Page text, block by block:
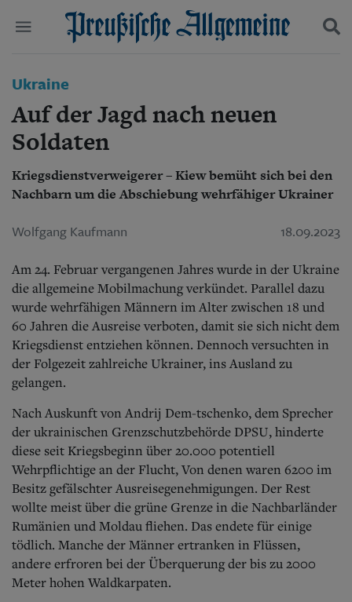
Start
Wer wir sind
Aktuelle Ausgabe
Abonnenten-Login
Abo Prämien
Archiv
Mediadaten
Wirtschaft
Leben
Geschichte
Ostpreußen
Berlin-Brandenburg
Danzig und Westpreußen
Bücher
Kontakt
Impressum
Datenschutz
Suchen und finden
Ukraine
Auf der Jagd nach neuen
Soldaten
Kriegsdienstverweigerer – Kiew bemüht sich bei den
Nachbarn um die Abschiebung wehrfähiger Ukrainer
Wolfgang Kaufmann 18.09.2023
Am 24. Februar vergangenen Jahres wurde in der Ukraine
die allgemeine Mobilmachung verkündet. Parallel dazu
wurde wehrfähigen Männern im Alter zwischen 18 und
60 Jahren die Ausreise verboten, damit sie sich nicht dem
Kriegsdienst entziehen können. Dennoch versuchten in
der Folgezeit zahlreiche Ukrainer, ins Ausland zu
gelangen.
Nach Auskunft von Andrij Dem-tschenko, dem Sprecher
der ukrainischen Grenzschutzbehörde DPSU, hinderte
diese seit Kriegsbeginn über 20.000 potentiell
Wehrpflichtige an der Flucht, Von denen waren 6200 im
Besitz gefälschter Ausreisegenehmigungen. Der Rest
wollte meist über die grüne Grenze in die Nachbarländer
Rumänien und Moldau fliehen. Das endete für einige
tödlich. Manche der Männer ertranken in Flüssen,
andere erfroren bei der Überquerung der bis zu 2000
Meter hohen Waldkarpaten.